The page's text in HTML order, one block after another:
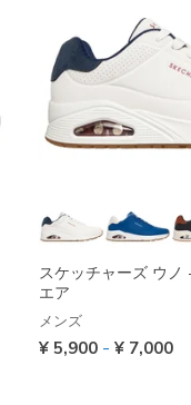
スケッチャーズ ウノ
エア
メンズ
¥ 5,900 - ¥ 7,000